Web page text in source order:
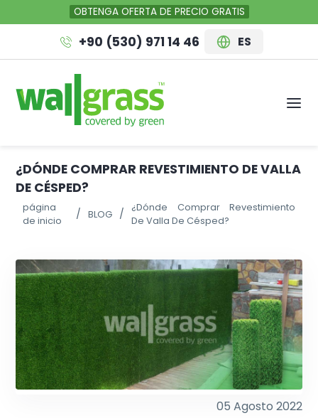
OBTENGA OFERTA DE PRECIO GRATIS
+90 (530) 971 14 46 ES
¿DÓNDE COMPRAR REVESTIMIENTO DE VALLA
DE CÉSPED?
página
de inicio
BLOG
¿Dónde Comprar Revestimiento
De Valla De Césped?
05 Agosto 2022